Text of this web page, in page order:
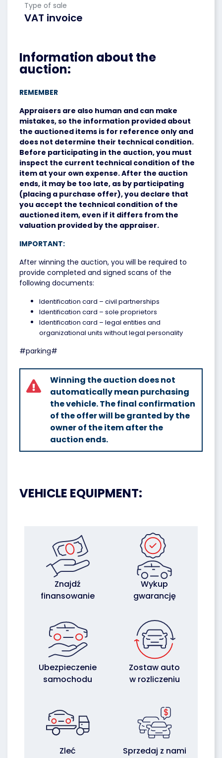
Type of sale
VAT invoice
Information about the
auction:
REMEMBER
Appraisers are also human and can make
mistakes, so the information provided about
the auctioned items is for reference only and
does not determine their technical condition.
Before participating in the auction, you must
inspect the current technical condition of the
item at your own expense. After the auction
ends, it may be too late, as by participating
(placing a purchase offer), you declare that
you accept the technical condition of the
auctioned item, even if it differs from the
valuation provided by the appraiser.
IMPORTANT:
After winning the auction, you will be required to
provide completed and signed scans of the
following documents:
Identification card – civil partnerships
Identification card – sole proprietors
Identification card – legal entities and
organizational units without legal personality
#parking#
Winning the auction does not
automatically mean purchasing
the vehicle. The final confirmation
of the offer will be granted by the
owner of the item after the
auction ends.
VEHICLE EQUIPMENT:
Znajdź
finansowanie
Wykup
gwarancję
Ubezpieczenie
samochodu
Zostaw auto
w rozliczeniu
Zleć
Sprzedaj z nami